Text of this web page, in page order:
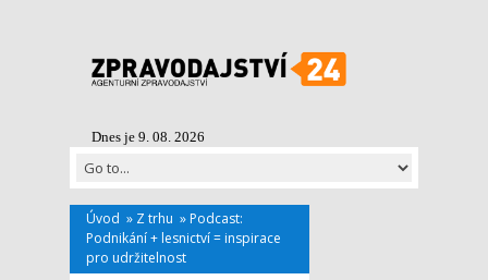
Dnes je 9. 08. 2026
Úvod » Z trhu » Podcast:
Podnikání + lesnictví = inspirace
pro udržitelnost